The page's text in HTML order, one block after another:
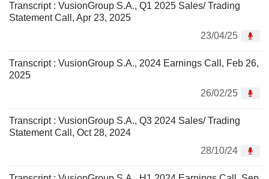
Transcript : VusionGroup S.A., Q1 2025 Sales/ Trading
Statement Call, Apr 23, 2025
23/04/25
Transcript : VusionGroup S.A., 2024 Earnings Call, Feb 26,
2025
26/02/25
Transcript : VusionGroup S.A., Q3 2024 Sales/ Trading
Statement Call, Oct 28, 2024
28/10/24